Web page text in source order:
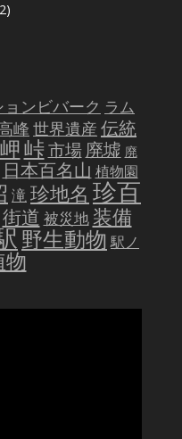
ンビバーク ラム
峰 世界遺産 伝統
岬峠市場 廃墟 廃
日本百名山 植物園
滝珍地名 珍百
街道 被災地 装備
野生動物 駅ノ
物